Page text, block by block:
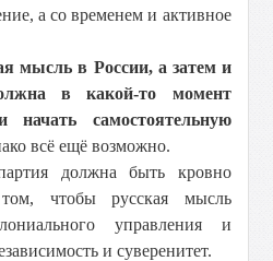
а со временем и активное
мысль в России, а затем и
в какой-то момент
начать самостоятельную
всё ещё возможно.
должна быть кровно
том, чтобы русская мысль
управления и
и суверенитет.